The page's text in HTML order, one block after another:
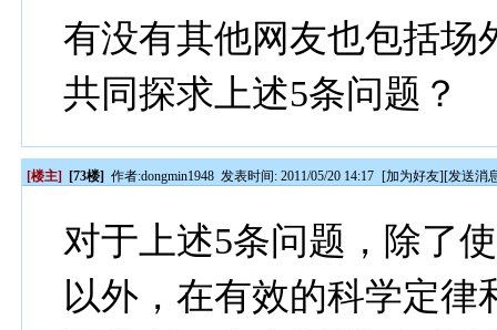
有没有其他网友也包括场
共同探求上述5条问题？
[楼主] [73楼] 作者:dongmin1948 发表时间: 2011/05/20 14:17 [加为好友][发送消
对于上述5条问题，除了
以外，在有效的科学定